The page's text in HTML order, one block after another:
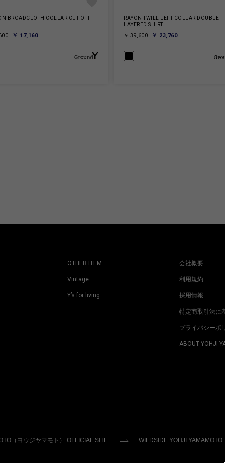
BROADCLOTH COLLAR CUT-OFF
￥ 17,160
RAYON TWILL LEFT COLLAR DOUBLE-
LAYERED SHIRT
￥ 39,600
￥ 23,760
OTHER ITEM
Vintage
Y’s for living
会社概要
利用規約
採用情報
特定商取引法に
プライバシーポ
ABOUT YOHJI
（ヨウジヤマモト） OFFICIAL SITE WILDSIDE YOHJI YAMAMOTO